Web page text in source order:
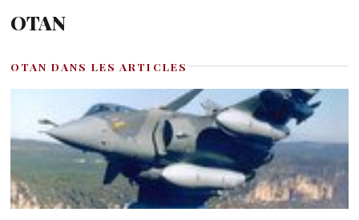
OTAN
OTAN DANS LES ARTICLES